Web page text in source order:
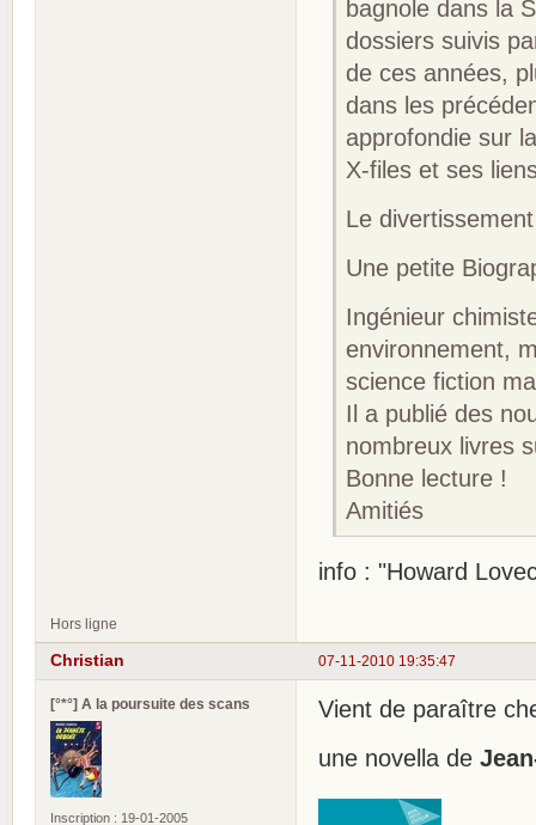
bagnole dans la
dossiers suivis
de ces années,
dans les
approfondie sur
X-files et ses
Le
Une petite
Ingénieur
environnement,
science fiction
Il a publié des
nombreux livres
Bonne lecture !
Amitiés
info : "Howard
Hors ligne
07-11-2010 19:35:47
Christian
[°*°] A la poursuite des scans
Inscription : 19-01-2005
Vient de paraître
une novella de